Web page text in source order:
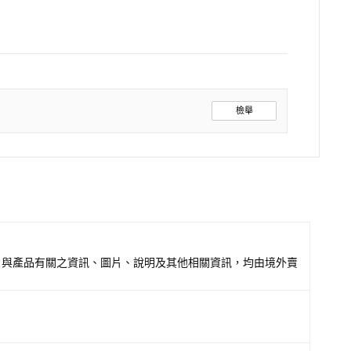
檢舉
產品有關之資訊、圖片、說明及其他相關資訊，均由境外賣